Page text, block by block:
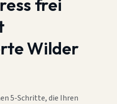
frei
Wilder
5-Schritte, die Ihren